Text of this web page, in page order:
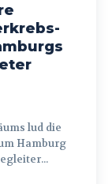
Hamburg